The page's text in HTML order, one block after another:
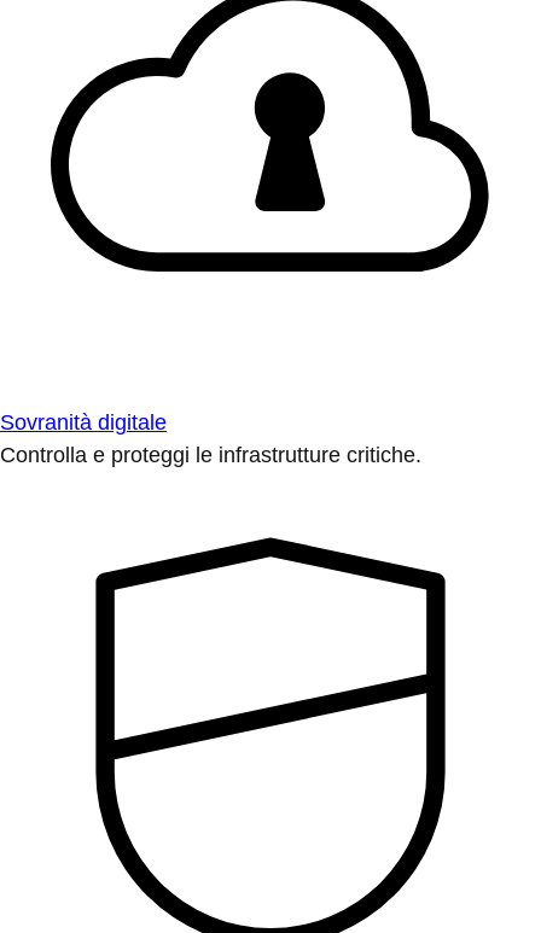
Sovranità digitale
Controlla e proteggi le infrastrutture critiche.